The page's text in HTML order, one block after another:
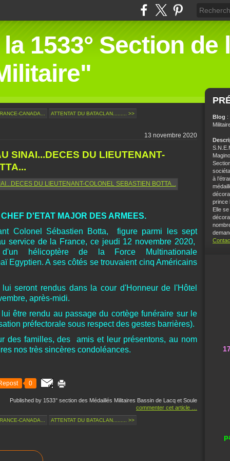
1533° Section de
CANADA... ATTENTAT DU BATACLAN......... >>
13 novembre 2020
SINAI...DECES DU LIEUTENANT-
CHEF D'ETAT MAJOR DES ARMEES.
Colonel Sébastien Botta, figure parmi les sept
service de la France, ce jeudi 12 novembre 2020,
hélicoptère de la Force Multinationale
Egyptien. A ses côtés se trouvaient cinq Américains
seront rendus dans la cour d'Honneur de l'Hôtel
après-midi.
être rendu au passage du cortège funéraire sur le
préfectorale sous respect des gestes barrières).
des familles, des amis et leur présentons, au nom
nos très sincères condoléances.
0
Published by 1533° section des Médaillés Militaires Bassin de Lacq et Soule
commenter cet article
CANADA... ATTENTAT DU BATACLAN......... >>
Blog :
à
prince
Elle